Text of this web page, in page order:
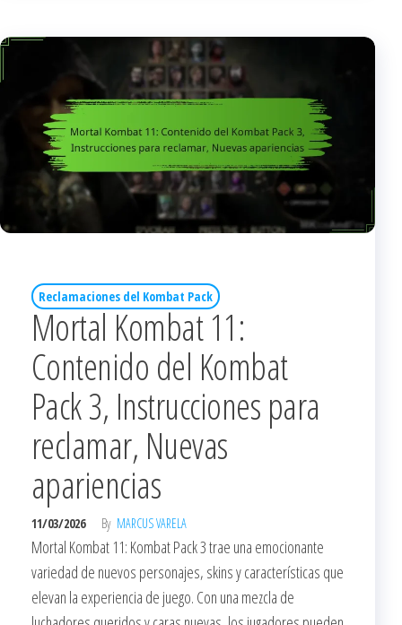
Reclamaciones del Kombat Pack
Mortal Kombat 11:
Contenido del Kombat
Pack 3, Instrucciones para
reclamar, Nuevas
apariencias
11/03/2026 By MARCUS VARELA
Mortal Kombat 11: Kombat Pack 3 trae una emocionante
variedad de nuevos personajes, skins y características que
elevan la experiencia de juego. Con una mezcla de